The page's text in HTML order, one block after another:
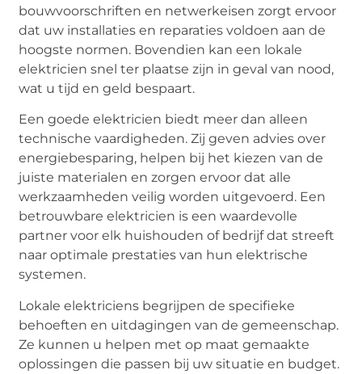
bouwvoorschriften en netwerkeisen zorgt ervoor
dat uw installaties en reparaties voldoen aan de
hoogste normen. Bovendien kan een lokale
elektricien snel ter plaatse zijn in geval van nood,
wat u tijd en geld bespaart.
Een goede elektricien biedt meer dan alleen
technische vaardigheden. Zij geven advies over
energiebesparing, helpen bij het kiezen van de
juiste materialen en zorgen ervoor dat alle
werkzaamheden veilig worden uitgevoerd. Een
betrouwbare elektricien is een waardevolle
partner voor elk huishouden of bedrijf dat streeft
naar optimale prestaties van hun elektrische
systemen.
Lokale elektriciens begrijpen de specifieke
behoeften en uitdagingen van de gemeenschap.
Ze kunnen u helpen met op maat gemaakte
oplossingen die passen bij uw situatie en budget.